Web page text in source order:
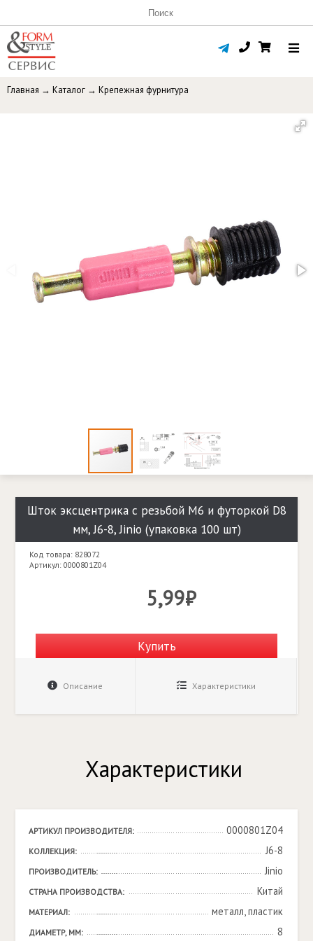
Главная → Каталог → Крепежная фурнитура
Шток эксцентрика с резьбой M6 и футоркой D8
мм, J6-8, Jinio (упаковка 100 шт)
Код товара: 828072
Артикул: 0000801Z04
5,99₽
Купить
Описание Характеристики
Характеристики
АРТИКУЛ ПРОИЗВОДИТЕЛЯ: 0000801Z04
КОЛЛЕКЦИЯ: J6-8
ПРОИЗВОДИТЕЛЬ: Jinio
СТРАНА ПРОИЗВОДСТВА: Китай
МАТЕРИАЛ: металл, пластик
ДИАМЕТР, ММ: 8